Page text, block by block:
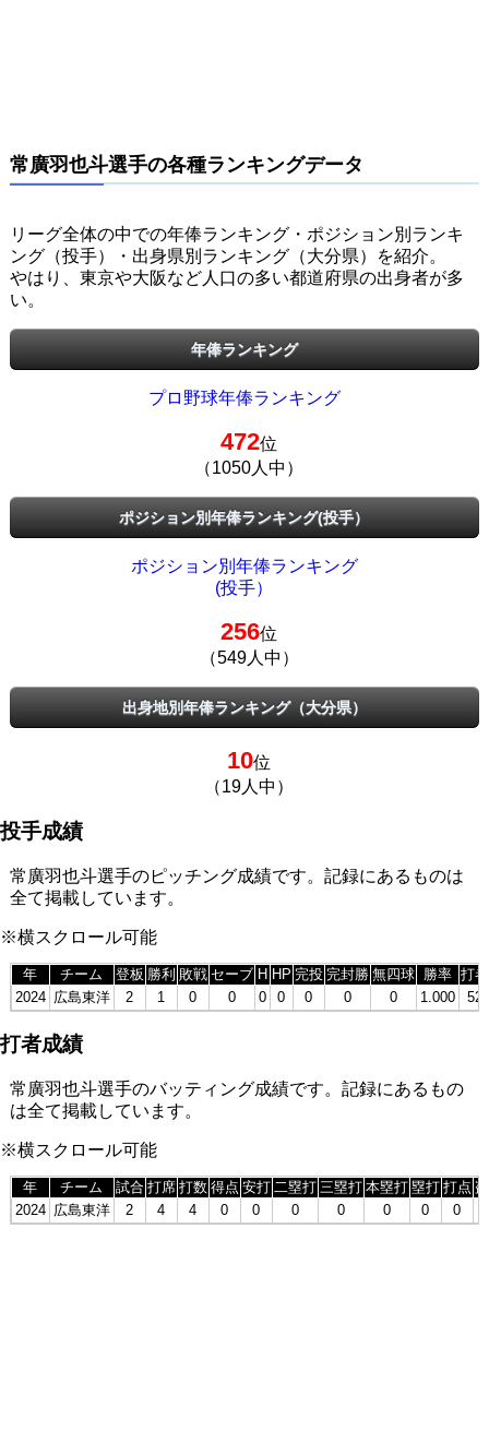
常廣羽也斗選手の各種ランキングデータ
リーグ全体の中での年俸ランキング・ポジション別ランキ
ング（投手）・出身県別ランキング（大分県）を紹介。
やはり、東京や大阪など人口の多い都道府県の出身者が多
い。
年俸ランキング
プロ野球年俸ランキング
472位
（1050人中）
ポジション別年俸ランキング(投手）
ポジション別年俸ランキング
(投手）
256位
（549人中）
出身地別年俸ランキング（大分県）
10位
（19人中）
投手成績
常廣羽也斗選手のピッチング成績です。記録にあるものは
全て掲載しています。
※横スクロール可能
年 チーム 登板 勝利 敗戦 セーブ H HP 完投 完封勝 無四球 勝率 打者
2024 広島東洋 2 1 0 0 0 0 0 0 0 1.000 52
打者成績
常廣羽也斗選手のバッティング成績です。記録にあるもの
は全て掲載しています。
※横スクロール可能
年 チーム 試合 打席 打数 得点 安打 二塁打 三塁打 本塁打 塁打 打点
2024 広島東洋 2 4 4 0 0 0 0 0 0 0